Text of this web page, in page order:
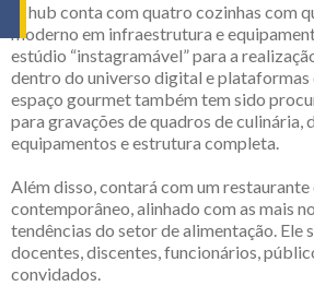
O hub conta com quatro cozinhas com
moderno em infraestrutura e
estúdio “instagramável” para a
dentro do universo digital e plataformas
espaço gourmet também tem sido
para gravações de quadros de culinária,
equipamentos e estrutura completa.
Além disso, contará com um
contemporâneo, alinhado com as mais
tendências do setor de alimentação. Ele
docentes, discentes, funcionários,
convidados.